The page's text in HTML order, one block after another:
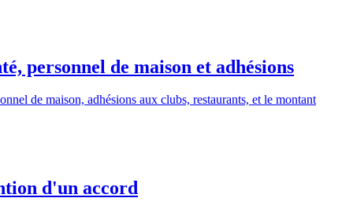
personnel de maison et adhésions
de maison, adhésions aux clubs, restaurants, et le montant
d'un accord